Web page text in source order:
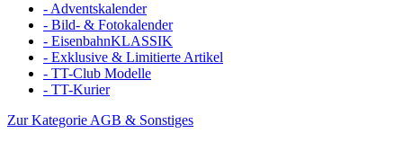
- Adventskalender
- Bild- & Fotokalender
- EisenbahnKLASSIK
- Exklusive & Limitierte Artikel
- TT-Club Modelle
- TT-Kurier
Zur Kategorie AGB & Sonstiges